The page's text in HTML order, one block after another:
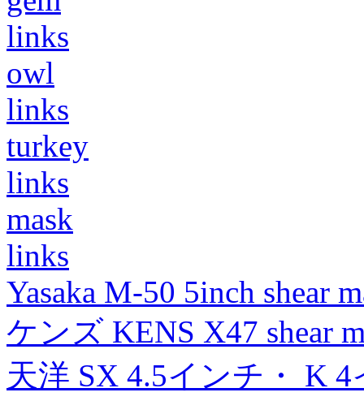
links
owl
links
turkey
links
mask
links
Yasaka M-50 5inch shear
ケンズ KENS X47 shear
天洋 SX 4.5インチ・ K